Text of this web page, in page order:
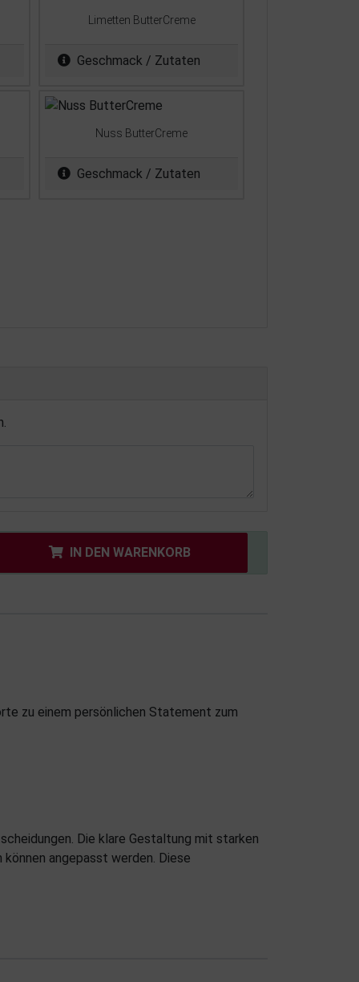
Limetten ButterCreme
Geschmack / Zutaten
Nuss ButterCreme
Geschmack / Zutaten
IN DEN WARENKORB
zu einem persönlichen Statement zum
Die klare Gestaltung mit starken
angepasst werden. Diese